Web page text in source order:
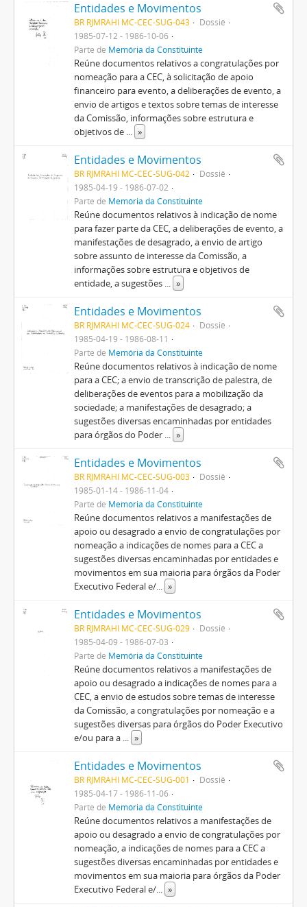
Entidades e Movimentos
BR RJMRAHI MC-CEC-SUG-043
Dossiê
1985-07-12 - 1986-10-06
Parte de Memória da Constituinte
Reúne documentos relativos a congratulações por
nomeação para a CEC, à solicitação de apoio
financeiro para evento, a deliberações de evento, a
envio de artigos e textos sobre temas de interesse
da Comissão, informações sobre estrutura e
objetivos de ... »
Entidades e Movimentos
BR RJMRAHI MC-CEC-SUG-042
Dossiê
1985-04-19 - 1986-07-02
Parte de Memória da Constituinte
Reúne documentos relativos à indicação de nome
para fazer parte da CEC, a deliberações de evento, a
manifestações de desagrado, a envio de artigo
sobre assunto de interesse da Comissão, a
informações sobre estrutura e objetivos de
entidade, a sugestões ... »
Entidades e Movimentos
BR RJMRAHI MC-CEC-SUG-024
Dossiê
1985-04-19 - 1986-08-11
Parte de Memória da Constituinte
Reúne documentos relativos à indicação de nome
para a CEC; a envio de transcrição de palestra, de
deliberações de eventos para a mobilização da
sociedade; a manifestações de desagrado; a
sugestões diversas encaminhadas por entidades
para órgãos do Poder ... »
Entidades e Movimentos
BR RJMRAHI MC-CEC-SUG-003
Dossiê
1985-01-14 - 1986-11-04
Parte de Memória da Constituinte
Reúne documentos relativos a manifestações de
apoio ou desagrado a envio de congratulações por
nomeação a indicações de nomes para a CEC a
sugestões diversas encaminhadas por entidades e
movimentos em sua maioria para órgãos da Poder
Executivo Federal e/... »
Entidades e Movimentos
BR RJMRAHI MC-CEC-SUG-029
Dossiê
1985-04-09 - 1986-07-03
Parte de Memória da Constituinte
Reúne documentos relativos a manifestações de
apoio ou desagrado a indicações de nomes para a
CEC, a envio de estudos sobre temas de interesse
da Comissão, a congratulações por nomeação e a
sugestões diversas para órgãos do Poder Executivo
e/ou para a ... »
Entidades e Movimentos
BR RJMRAHI MC-CEC-SUG-001
Dossiê
1985-04-17 - 1986-11-06
Parte de Memória da Constituinte
Reúne documentos relativos a manifestações de
apoio ou desagrado a envio de congratulações por
nomeação, a indicações de nomes para a CEC a
sugestões diversas encaminhadas por entidades e
movimentos em sua maioria para órgãos da Poder
Executivo Federal e/... »